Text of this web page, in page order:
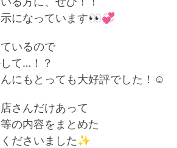
になっています👀💞
いるので
て…！？
にもとっても大好評でした！☺️
さんだけあって
の内容をまとめた
ださいました✨